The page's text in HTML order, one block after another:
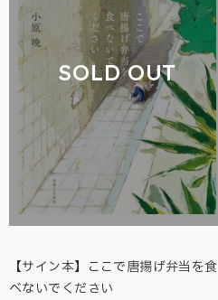
SOLD OUT
【サイン本】ここで唐揚げ弁当を食
べないでください